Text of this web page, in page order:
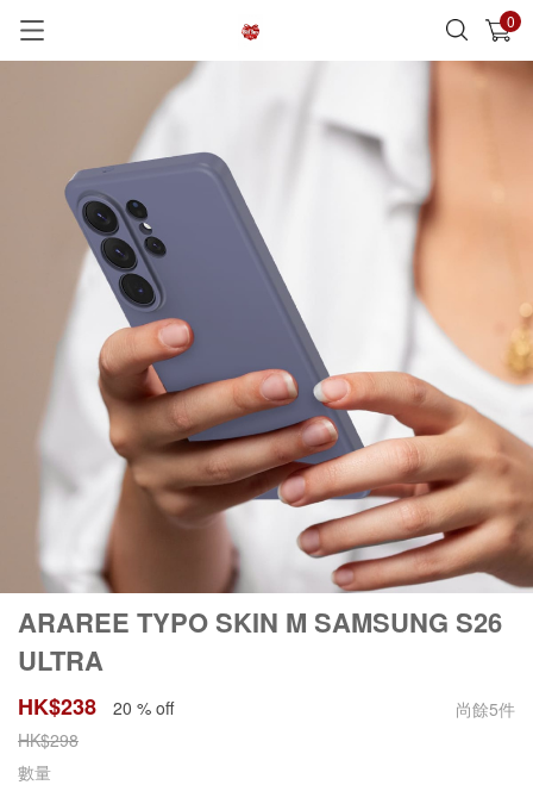
0
已加入購物車 查看
ARAREE TYPO SKIN M SAMSUNG S26
ULTRA
HK$238 20 % off 尚餘5件
HK$298
數量